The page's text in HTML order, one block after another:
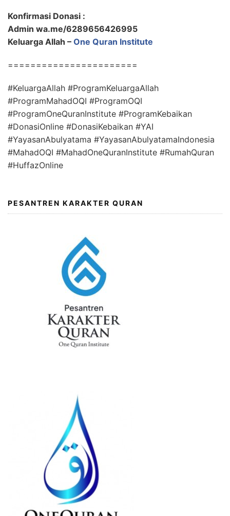
Konfirmasi Donasi :
Admin wa.me/6289656426995
Keluarga Allah – One Quran Institute
=======================
#KeluargaAllah #ProgramKeluargaAllah
#ProgramMahadOQI #ProgramOQI
#ProgramOneQuranInstitute #ProgramKebaikan
#DonasiOnline #DonasiKebaikan #YAI
#YayasanAbulyatama #YayasanAbulyatamaIndonesia
#MahadOQI #MahadOneQuranInstitute #RumahQuran
#HuffazOnline
PESANTREN KARAKTER QURAN